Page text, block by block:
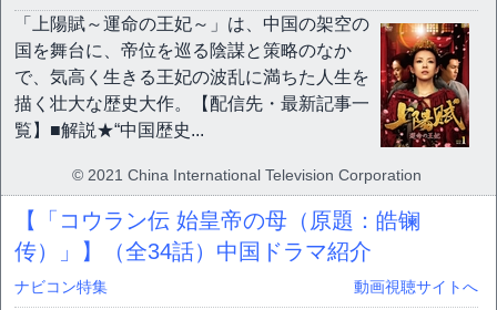
「上陽賦～運命の王妃～」は、中国の架空の
国を舞台に、帝位を巡る陰謀と策略のなか
で、気高く生きる王妃の波乱に満ちた人生を
描く壮大な歴史大作。【配信先・最新記事一
覧】■解説★“中国歴史...
© 2021 China International Television Corporation
【「コウラン伝 始皇帝の母（原題：皓镧
传）」】（全34話）中国ドラマ紹介
ナビコン特集 動画視聴サイトへ